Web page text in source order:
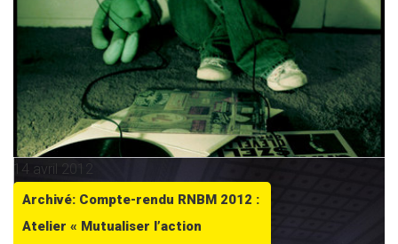
14 avril 2012
Archivé: Compte-rendu RNBM 2012 :
Atelier « Mutualiser l’action